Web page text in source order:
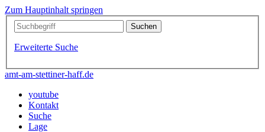
Zum Hauptinhalt springen
Erweiterte Suche
amt-am-stettiner-haff.de
youtube
Kontakt
Suche
Lage